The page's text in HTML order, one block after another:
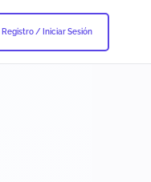
Registro / Iniciar Sesión